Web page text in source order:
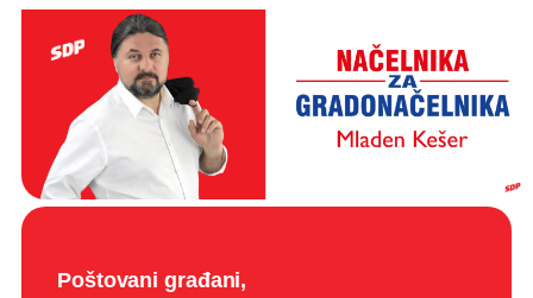
Poštovani građani,